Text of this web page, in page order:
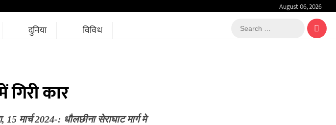
August 06, 2026
दुनिया विविध
Search
…
कार
2024-: धौलछीना सेराघाट मार्ग मे